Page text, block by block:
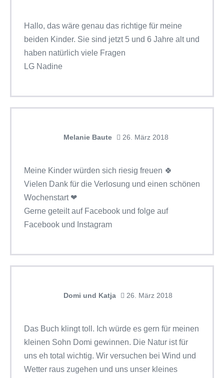
Hallo, das wäre genau das richtige für meine
beiden Kinder. Sie sind jetzt 5 und 6 Jahre alt und
haben natürlich viele Fragen
LG Nadine
Melanie Baute 26. März 2018
Meine Kinder würden sich riesig freuen 🍀
Vielen Dank für die Verlosung und einen schönen
Wochenstart ❤
Gerne geteilt auf Facebook und folge auf
Facebook und Instagram
Domi und Katja 26. März 2018
Das Buch klingt toll. Ich würde es gern für meinen
kleinen Sohn Domi gewinnen. Die Natur ist für
uns eh total wichtig. Wir versuchen bei Wind und
Wetter raus zugehen und uns unser kleines